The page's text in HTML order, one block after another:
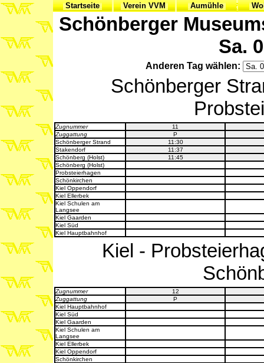
Startseite Verein VVM Aumühle
Schönberger
Sa.
Anderen Tag wählen:
Schönberger
Zugnummer
11
Zuggattung
P
Schönberger Strand
11:30
Stakendorf
11:37
Schönberg (Holst)
11:45
Schönberg (Holst)
Probsteierhagen
Schönkirchen
Kiel Oppendorf
Kiel Ellerbek
Kiel Schulen am
Langsee
Kiel Gaarden
Kiel Süd
Kiel Hauptbahnhof
Kiel -
Zugnummer
12
Zuggattung
P
Kiel Hauptbahnhof
Kiel Süd
Kiel Gaarden
Kiel Schulen am
Langsee
Kiel Ellerbek
Kiel Oppendorf
Schönkirchen